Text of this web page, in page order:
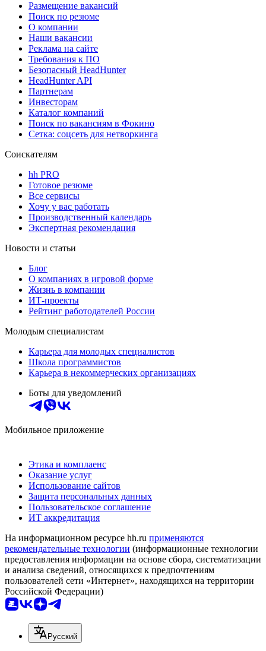
Размещение вакансий
Поиск по резюме
О компании
Наши вакансии
Реклама на сайте
Требования к ПО
Безопасный HeadHunter
HeadHunter API
Партнерам
Инвесторам
Каталог компаний
Поиск по вакансиям в Фокино
Сетка: соцсеть для нетворкинга
Соискателям
hh PRO
Готовое резюме
Все сервисы
Хочу у вас работать
Производственный календарь
Экспертная рекомендация
Новости и статьи
Блог
О компаниях в игровой форме
Жизнь в компании
ИТ-проекты
Рейтинг работодателей России
Молодым специалистам
Карьера для молодых специалистов
Школа программистов
Карьера в некоммерческих организациях
Боты для уведомлений
Мобильное приложение
Этика и комплаенс
Оказание услуг
Использование сайтов
Защита персональных данных
Пользовательское соглашение
ИТ аккредитация
На информационном ресурсе hh.ru применяются
рекомендательные технологии (информационные технологии
предоставления информации на основе сбора, систематизации
и анализа сведений, относящихся к предпочтениям
пользователей сети «Интернет», находящихся на территории
Российской Федерации)
Русский